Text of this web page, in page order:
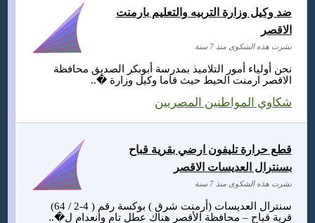
نحن أولياء أمور التلاميذ بمدرسة أبوبكر الصديق محافظة
الاقصر ارمنت الحيط حيث قاما وكيل وزارة �..
شكاوي المواطنين المصريين
ضد وكيل وزارة التربيه والتعليم بارمنت
الاقصر
نشرت هذه الشكوى منذ 7 سنة
سنترال العديسات (أرمنت شرق ) بوكسة رقم ( 4-2 / 64)
قرية قباح – محافظة الأقصر هناك عطل تام وانعدام ل�..
قطع حرارة تليفون ارضي بقرية قباح
بسنترال العديسات الاقصر
نشرت هذه الشكوى منذ 7 سنة